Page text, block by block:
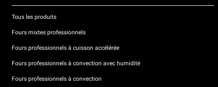
Tous les produits
Fours mixtes professionnels
Fours professionnels à cuisson accélérée
Fours professionnels à convection avec humidité
Fours professionnels à convection